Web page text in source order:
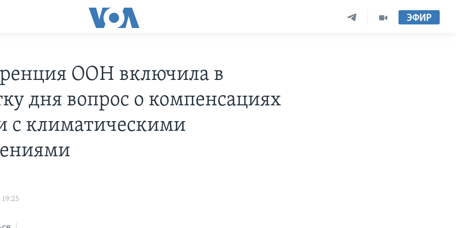
ЭФИР
ООН включила в
дня вопрос о компенсациях
с климатическими